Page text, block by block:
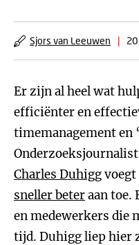
Sjors van Leeuwen |
Er zijn al heel wat
efficiënter en
timemanagement en
Charles Duhiggvoegt
sneller beteraan toe.
en medewerkers die
tijd. Duhigg liep hier